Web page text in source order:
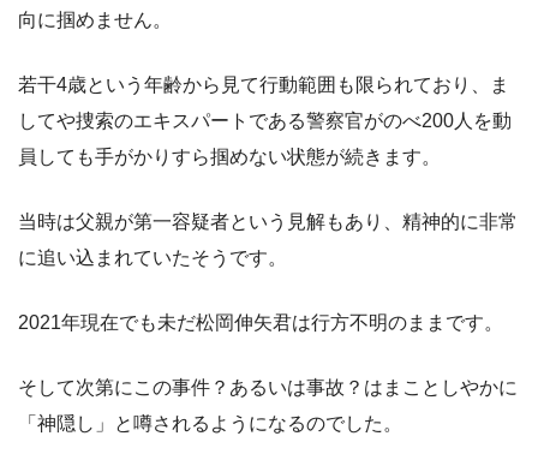
向に掴めません。
若干4歳という年齢から見て行動範囲も限られており、ま
してや捜索のエキスパートである警察官がのべ200人を動
員しても手がかりすら掴めない状態が続きます。
当時は父親が第一容疑者という見解もあり、精神的に非常
に追い込まれていたそうです。
2021年現在でも未だ松岡伸矢君は行方不明のままです。
そして次第にこの事件？あるいは事故？はまことしやかに
「神隠し」と噂されるようになるのでした。